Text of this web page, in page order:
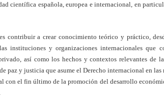
científica española, europea e internacional, en
contribuir a crear conocimiento teórico y práctico,
instituciones y organizaciones internacionales que
así como los hechos y contextos relevantes de
paz y justicia que asume el Derecho internacional en las
con el fin último de la promoción del desarrollo